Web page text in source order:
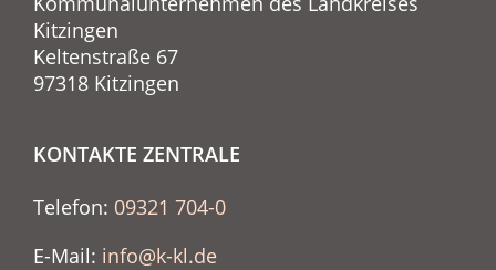
Kitzingen
Keltenstraße 67
97318 Kitzingen
KONTAKTE ZENTRALE
Telefon: 09321 704-0
E-Mail: info@k-kl.de